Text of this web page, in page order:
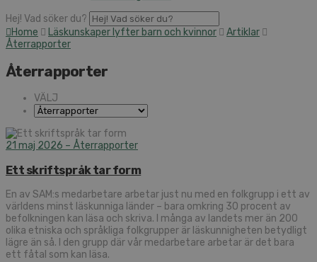
Hej! Vad söker du?
Home
Läskunskaper lyfter barn och kvinnor
Artiklar
Återrapporter
Återrapporter
VÄLJ
21 maj 2026 – Återrapporter
Ett skriftspråk tar form
En av SAM:s medarbetare arbetar just nu med en folkgrupp i ett av
världens minst läskunniga länder – bara omkring 30 procent av
befolkningen kan läsa och skriva. I många av landets mer än 200
olika etniska och språkliga folkgrupper är läskunnigheten betydligt
lägre än så. I den grupp där vår medarbetare arbetar är det bara
ett fåtal som kan läsa.